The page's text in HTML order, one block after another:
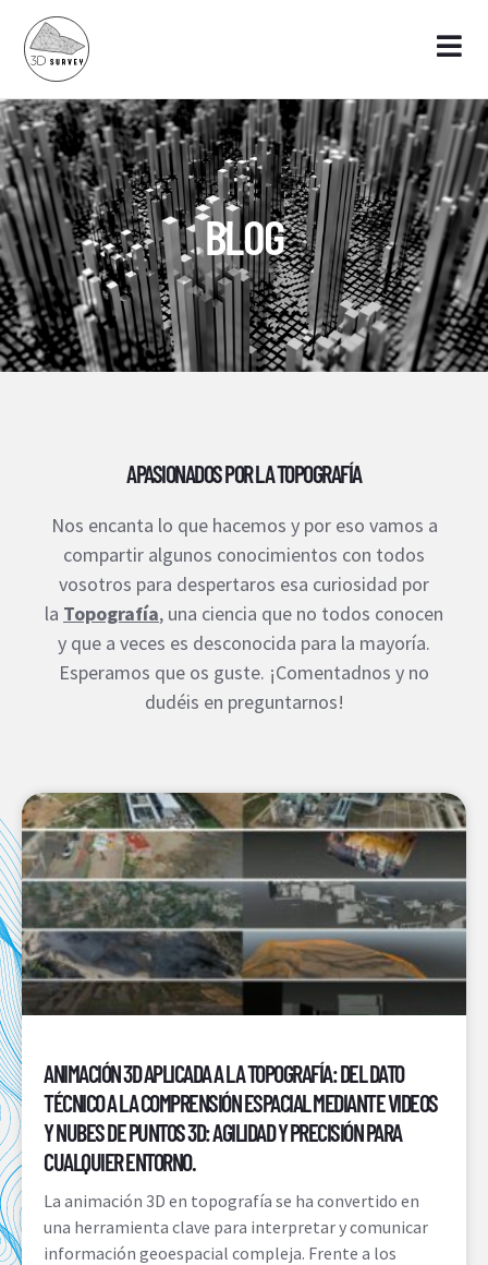
BLOG
APASIONADOS POR LA TOPOGRAFÍA
Nos encanta lo que hacemos y por eso vamos a
compartir algunos conocimientos con todos
vosotros para despertaros esa curiosidad por
la Topografía, una ciencia que no todos conocen
y que a veces es desconocida para la mayoría.
Esperamos que os guste. ¡Comentadnos y no
dudéis en preguntarnos!
ANIMACIÓN 3D APLICADA A LA TOPOGRAFÍA: DEL DATO
TÉCNICO A LA COMPRENSIÓN ESPACIAL MEDIANTE VIDEOS
Y NUBES DE PUNTOS 3D: AGILIDAD Y PRECISIÓN PARA
CUALQUIER ENTORNO.
La animación 3D en topografía se ha convertido en
una herramienta clave para interpretar y comunicar
información geoespacial compleja. Frente a los